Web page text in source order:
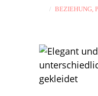
BEZIEHUNG,